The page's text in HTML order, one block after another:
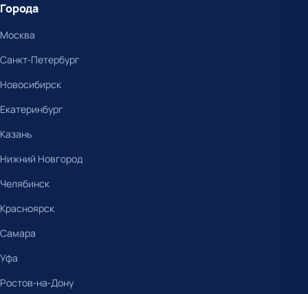
Города
Москва
Санкт-Петербург
Новосибирск
Екатеринбург
Казань
Нижний Новгород
Челябинск
Красноярск
Самара
Уфа
Ростов-на-Дону